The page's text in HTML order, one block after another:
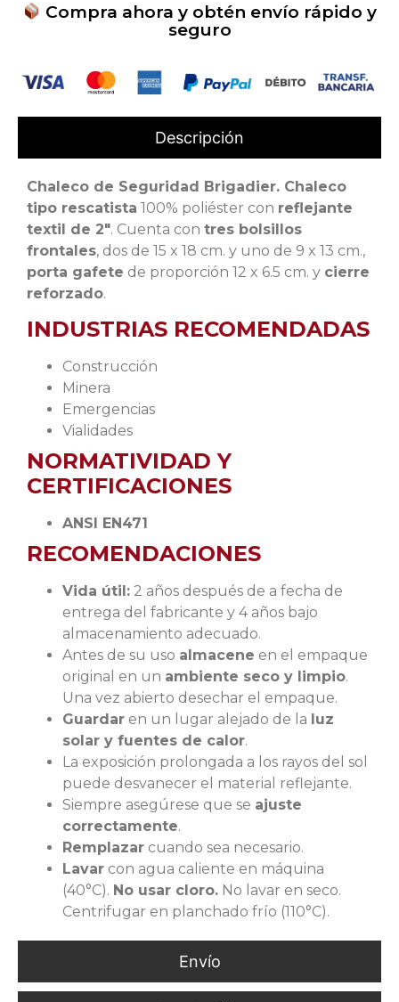
Compra ahora y obtén envío rápido y
seguro
Descripción
Envío
Chaleco de Seguridad Brigadier. Chaleco
tipo rescatista 100% poliéster con reflejante
textil de 2″. Cuenta con tres bolsillos
frontales, dos de 15 x 18 cm. y uno de 9 x 13 cm.,
porta gafete de proporción 12 x 6.5 cm. y cierre
reforzado.
INDUSTRIAS RECOMENDADAS
Construcción
Minera
Emergencias
Vialidades
NORMATIVIDAD Y
CERTIFICACIONES
ANSI EN471
RECOMENDACIONES
Vida útil: 2 años después de a fecha de
entrega del fabricante y 4 años bajo
almacenamiento adecuado.
Antes de su uso almacene en el empaque
original en un ambiente seco y limpio.
Una vez abierto desechar el empaque.
Guardar en un lugar alejado de la luz
solar y fuentes de calor.
La exposición prolongada a los rayos del sol
puede desvanecer el material reflejante.
Siempre asegúrese que se ajuste
correctamente.
Remplazar cuando sea necesario.
Lavar con agua caliente en máquina
(40°C). No usar cloro. No lavar en seco.
Centrifugar en planchado frío (110°C).